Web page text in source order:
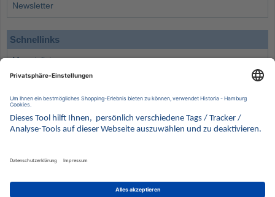
Newsletter
Schnellinks
Monatsliste
Angebote
Wissenswertes
Kontakt
Wir behalten uns vor, für ausgewählte Münzen die Differenzbesteuerung gemäß § 25a UStG